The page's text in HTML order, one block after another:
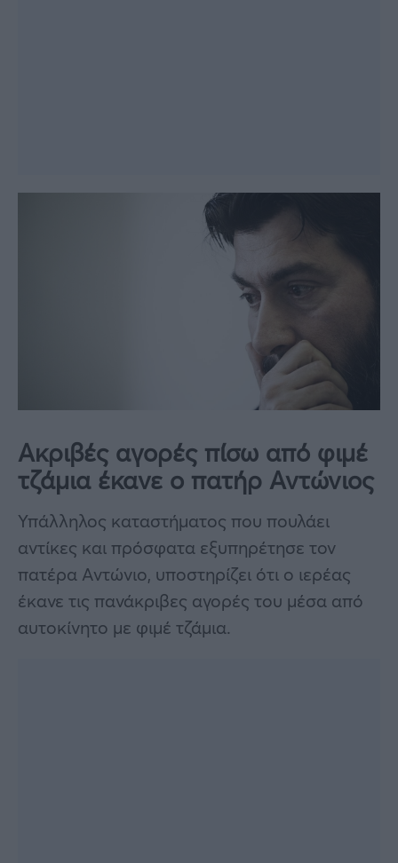
Ακριβές αγορές πίσω από φιμέ
τζάμια έκανε ο πατήρ Αντώνιος
Υπάλληλος καταστήματος που πουλάει
αντίκες και πρόσφατα εξυπηρέτησε τον
πατέρα Αντώνιο, υποστηρίζει ότι ο ιερέας
έκανε τις πανάκριβες αγορές του μέσα από
αυτοκίνητο με φιμέ τζάμια.